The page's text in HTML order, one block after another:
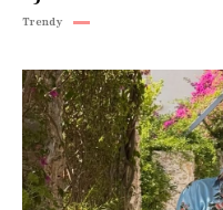
Trendy